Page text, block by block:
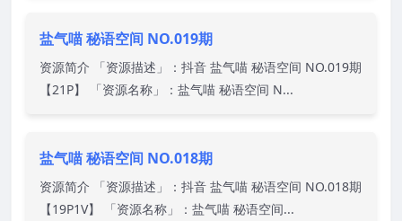
盐气喵 秘语空间 NO.019期
资源简介 「资源描述」：抖音 盐气喵 秘语空间 NO.019期
【21P】 「资源名称」：盐气喵 秘语空间 N...
盐气喵 秘语空间 NO.018期
资源简介 「资源描述」：抖音 盐气喵 秘语空间 NO.018期
【19P1V】 「资源名称」：盐气喵 秘语空间...